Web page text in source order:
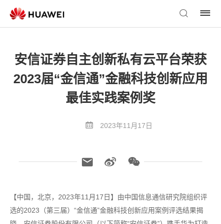
安信证券自主创新私有云平台荣获
2023届“金信通”金融科技创新应用
最佳实践案例奖
2023年11月17日
【中国，北京，2023年11月17日】由中国信息通信研究院组织评
选的2023（第三届）“金信通”金融科技创新应用案例评选结果揭